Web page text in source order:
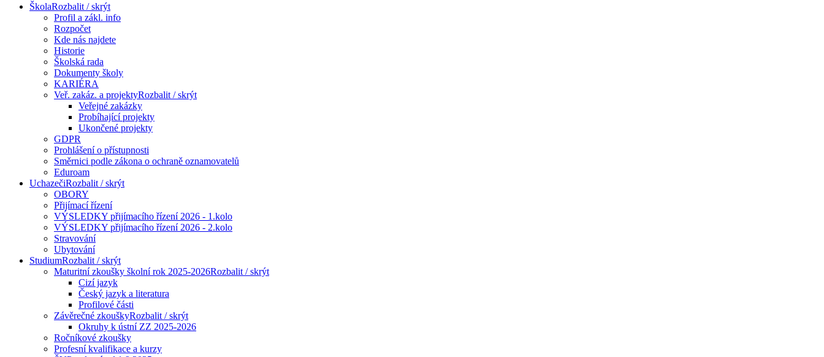
ŠkolaRozbalit / skrýt
Profil a zákl. info
Rozpočet
Kde nás najdete
Historie
Školská rada
Dokumenty školy
KARIÉRA
Veř. zakáz. a projektyRozbalit / skrýt
Veřejné zakázky
Probíhající projekty
Ukončené projekty
GDPR
Prohlášení o přístupnosti
Směrnici podle zákona o ochraně oznamovatelů
Eduroam
UchazečiRozbalit / skrýt
OBORY
Přijímací řízení
VÝSLEDKY přijímacího řízení 2026 - 1.kolo
VÝSLEDKY přijímacího řízení 2026 - 2.kolo
Stravování
Ubytování
StudiumRozbalit / skrýt
Maturitní zkoušky školní rok 2025-2026Rozbalit / skrýt
Cizí jazyk
Český jazyk a literatura
Profilové části
Závěrečné zkouškyRozbalit / skrýt
Okruhy k ústní ZZ 2025-2026
Ročníkové zkoušky
Profesní kvalifikace a kurzy